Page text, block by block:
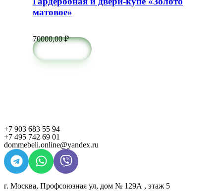
матовое»
70000,00₽
+7 903 683 55 94
+7 495 742 69 01
dommebeli.online@yandex.ru
г. Москва, Профсоюзная ул, дом № 129А , этаж 5